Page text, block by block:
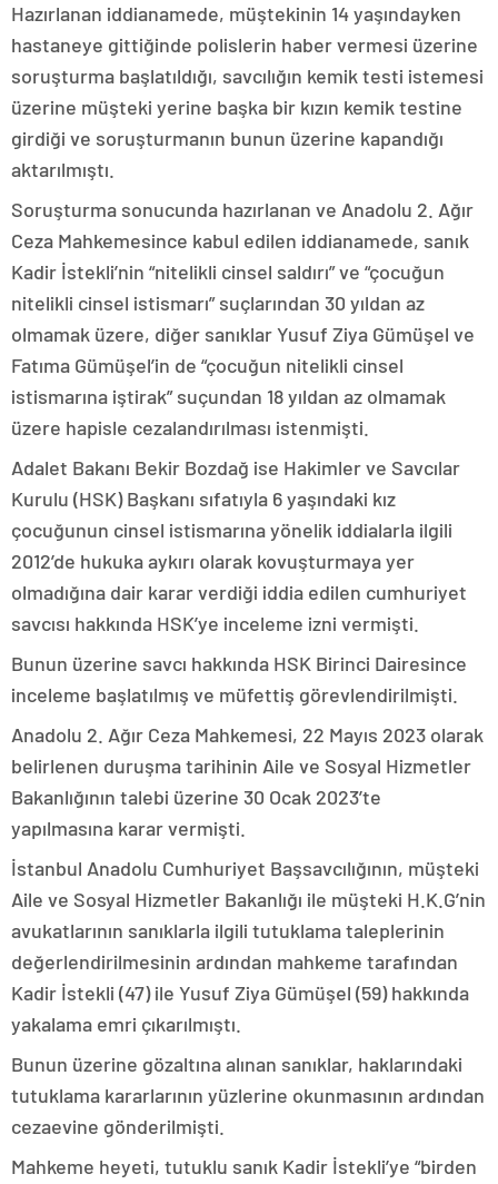
Hazırlanan iddianamede, müştekinin 14 yaşındayken
hastaneye gittiğinde polislerin haber vermesi üzerine
soruşturma başlatıldığı, savcılığın kemik testi istemesi
üzerine müşteki yerine başka bir kızın kemik testine
girdiği ve soruşturmanın bunun üzerine kapandığı
aktarılmıştı.
Soruşturma sonucunda hazırlanan ve Anadolu 2. Ağır
Ceza Mahkemesince kabul edilen iddianamede, sanık
Kadir İstekli’nin “nitelikli cinsel saldırı” ve “çocuğun
nitelikli cinsel istismarı” suçlarından 30 yıldan az
olmamak üzere, diğer sanıklar Yusuf Ziya Gümüşel ve
Fatıma Gümüşel’in de “çocuğun nitelikli cinsel
istismarına iştirak” suçundan 18 yıldan az olmamak
üzere hapisle cezalandırılması istenmişti.
Adalet Bakanı Bekir Bozdağ ise Hakimler ve Savcılar
Kurulu (HSK) Başkanı sıfatıyla 6 yaşındaki kız
çocuğunun cinsel istismarına yönelik iddialarla ilgili
2012’de hukuka aykırı olarak kovuşturmaya yer
olmadığına dair karar verdiği iddia edilen cumhuriyet
savcısı hakkında HSK’ye inceleme izni vermişti.
Bunun üzerine savcı hakkında HSK Birinci Dairesince
inceleme başlatılmış ve müfettiş görevlendirilmişti.
Anadolu 2. Ağır Ceza Mahkemesi, 22 Mayıs 2023 olarak
belirlenen duruşma tarihinin Aile ve Sosyal Hizmetler
Bakanlığının talebi üzerine 30 Ocak 2023’te
yapılmasına karar vermişti.
İstanbul Anadolu Cumhuriyet Başsavcılığının, müşteki
Aile ve Sosyal Hizmetler Bakanlığı ile müşteki H.K.G’nin
avukatlarının sanıklarla ilgili tutuklama taleplerinin
değerlendirilmesinin ardından mahkeme tarafından
Kadir İstekli (47) ile Yusuf Ziya Gümüşel (59) hakkında
yakalama emri çıkarılmıştı.
Bunun üzerine gözaltına alınan sanıklar, haklarındaki
tutuklama kararlarının yüzlerine okunmasının ardından
cezaevine gönderilmişti.
Mahkeme heyeti, tutuklu sanık Kadir İstekli’ye “birden